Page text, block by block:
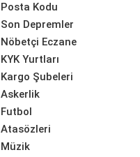
Posta Kodu
Son Depremler
Nöbetçi Eczane
KYK Yurtları
Kargo Şubeleri
Askerlik
Futbol
Atasözleri
Müzik